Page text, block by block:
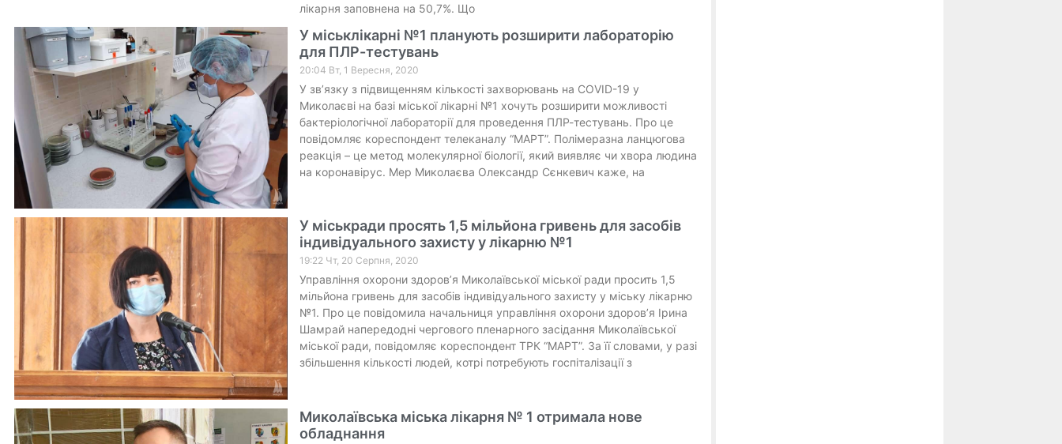
лікарня заповнена на 50,7%. Що
У міськлікарні №1 планують розширити лабораторію
для ПЛР-тестувань
20:04 Вт, 1 Вересня, 2020
У зв’язку з підвищенням кількості захворювань на COVID-19 у
Миколаєві на базі міської лікарні №1 хочуть розширити можливості
бактеріологічної лабораторії для проведення ПЛР-тестувань. Про це
повідомляє кореспондент телеканалу “МАРТ”. Полімеразна ланцюгова
реакція – це метод молекулярної біології, який виявляє чи хвора людина
на коронавірус. Мер Миколаєва Олександр Сєнкевич каже, на
У міськради просять 1,5 мільйона гривень для засобів
індивідуального захисту у лікарню №1
19:22 Чт, 20 Серпня, 2020
Управління охорони здоров’я Миколаївської міської ради просить 1,5
мільйона гривень для засобів індивідуального захисту у міську лікарню
№1. Про це повідомила начальниця управління охорони здоров’я Ірина
Шамрай напередодні чергового пленарного засідання Миколаївської
міської ради, повідомляє кореспондент ТРК “МАРТ”. За її словами, у разі
збільшення кількості людей, котрі потребують госпіталізації з
Миколаївська міська лікарня № 1 отримала нове
обладнання